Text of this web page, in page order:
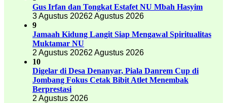
Gus Irfan dan Tongkat Estafet NU Mbah Hasyim
3 Agustus 20262 Agustus 2026
9
Jamaah Kidung Langit Siap Mengawal Spiritualitas
Muktamar NU
2 Agustus 20262 Agustus 2026
10
Digelar di Desa Denanyar, Piala Danrem Cup di
Jombang Fokus Cetak Bibit Atlet Menembak
Berprestasi
2 Agustus 2026